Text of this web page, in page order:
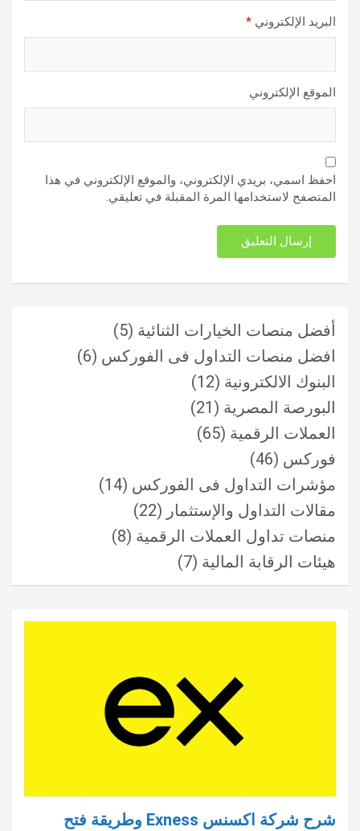
البريد الإلكتروني *
الموقع الإلكتروني
احفظ اسمي، بريدي الإلكتروني، والموقع الإلكتروني في هذا
المتصفح لاستخدامها المرة المقبلة في تعليقي.
أفضل منصات الخيارات الثنائية (5)
افضل منصات التداول فى الفوركس (6)
البنوك الالكترونية (12)
البورصة المصرية (21)
العملات الرقمية (65)
فوركس (46)
مؤشرات التداول فى الفوركس (14)
مقالات التداول والإستثمار (22)
منصات تداول العملات الرقمية (8)
هيئات الرقابة المالية (7)
شرح شركة اكسنس Exness وطريقة فتح